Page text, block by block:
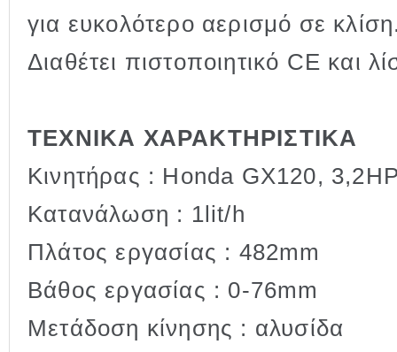
για ευκολότερο αερισμό σε
Διαθέτει πιστοποιητικό CE και
ΤΕΧΝΙΚΑ ΧΑΡΑΚΤΗΡΙΣΤΙΚΑ
Κινητήρας : Honda GX120,
Κατανάλωση : 1lit/h
Πλάτος εργασίας : 482mm
Βάθος εργασίας : 0-76mm
Μετάδοση κίνησης : αλυσίδα